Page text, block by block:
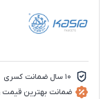
10 سال ضمانت کسری
ضمانت بهترین قیمت